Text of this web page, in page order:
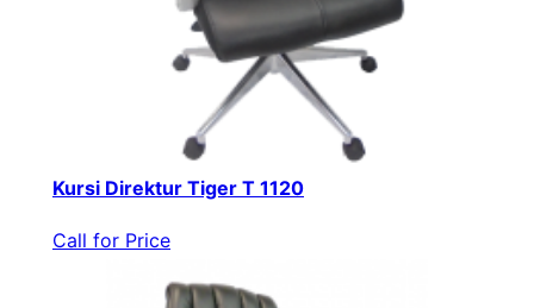
Kursi Direktur Tiger T 1120
Call for Price